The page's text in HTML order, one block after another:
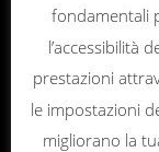
Loghi Parafango
Loghi Parasteli
fondamentali
l’accessibilità
prestazioni
le impostazioni
migliorano la